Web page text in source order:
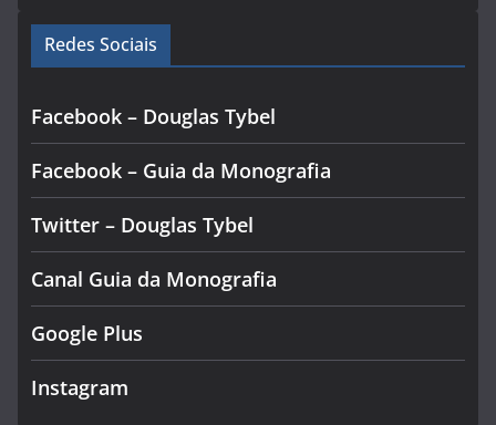
Redes Sociais
Facebook – Douglas Tybel
Facebook – Guia da Monografia
Twitter – Douglas Tybel
Canal Guia da Monografia
Google Plus
Instagram